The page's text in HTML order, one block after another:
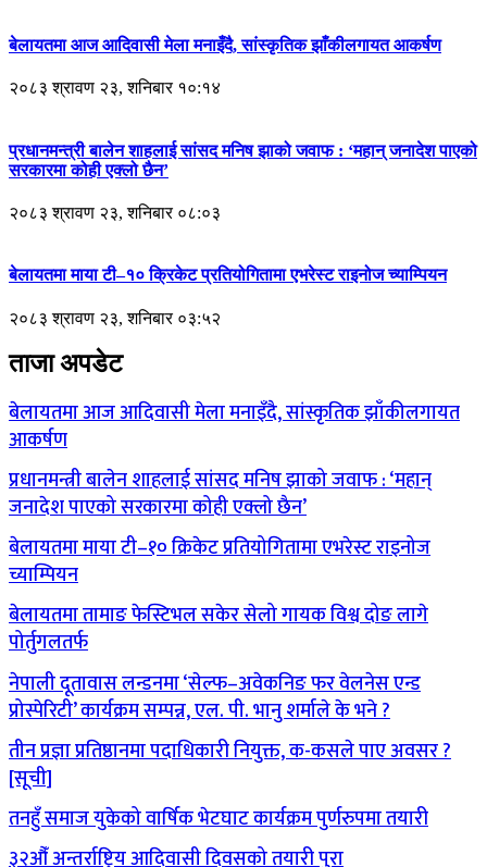
बेलायतमा आज आदिवासी मेला मनाइँदै, सांस्कृतिक झाँकीलगायत आकर्षण
२०८३ श्रावण २३, शनिबार १०:१४
प्रधानमन्त्री बालेन शाहलाई सांसद मनिष झाको जवाफ : ‘महान् जनादेश पाएको
सरकारमा कोही एक्लो छैन’
२०८३ श्रावण २३, शनिबार ०८:०३
बेलायतमा माया टी–१० क्रिकेट प्रतियोगितामा एभरेस्ट राइनोज च्याम्पियन
२०८३ श्रावण २३, शनिबार ०३:५२
ताजा अपडेट
बेलायतमा आज आदिवासी मेला मनाइँदै, सांस्कृतिक झाँकीलगायत
आकर्षण
प्रधानमन्त्री बालेन शाहलाई सांसद मनिष झाको जवाफ : ‘महान्
जनादेश पाएको सरकारमा कोही एक्लो छैन’
बेलायतमा माया टी–१० क्रिकेट प्रतियोगितामा एभरेस्ट राइनोज
च्याम्पियन
बेलायतमा तामाङ फेस्टिभल सकेर सेलो गायक विश्व दोङ लागे
पोर्तुगलतर्फ
नेपाली दूतावास लन्डनमा ‘सेल्फ–अवेकनिङ फर वेलनेस एन्ड
प्रोस्पेरिटी’ कार्यक्रम सम्पन्न, एल. पी. भानु शर्माले के भने ?
तीन प्रज्ञा प्रतिष्ठानमा पदाधिकारी नियुक्त, क-कसले पाए अवसर ?
[सूची]
तनहुँ समाज युकेको वार्षिक भेटघाट कार्यक्रम पुर्णरुपमा तयारी
३२औँ अन्तर्राष्ट्रिय आदिवासी दिवसको तयारी पुरा